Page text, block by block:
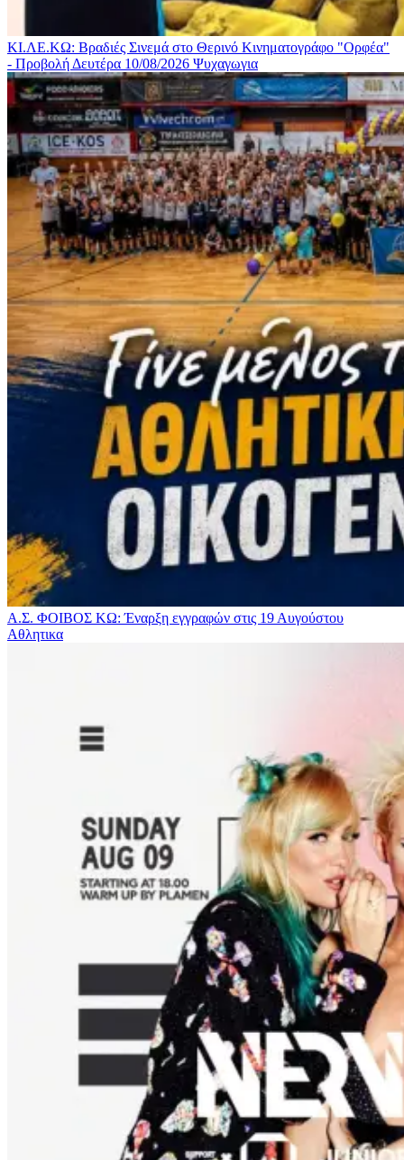
ΚΙ.ΛΕ.ΚΩ: Βραδιές Σινεμά στο Θερινό Κινηματογράφο "Ορφέα"
- Προβολή Δευτέρα 10/08/2026 Ψυχαγωγια
Α.Σ. ΦΟΙΒΟΣ ΚΩ: Έναρξη εγγραφών στις 19 Αυγούστου
Αθλητικα